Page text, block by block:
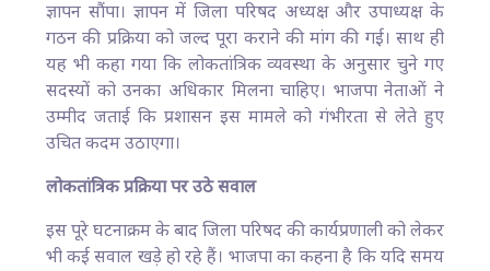
ज्ञापन सौंपा। ज्ञापन में जिला परिषद अध्यक्ष और उपाध्यक्ष के
गठन की प्रक्रिया को जल्द पूरा कराने की मांग की गई। साथ ही
यह भी कहा गया कि लोकतांत्रिक व्यवस्था के अनुसार चुने गए
सदस्यों को उनका अधिकार मिलना चाहिए। भाजपा नेताओं ने
उम्मीद जताई कि प्रशासन इस मामले को गंभीरता से लेते हुए
उचित कदम उठाएगा।
लोकतांत्रिक प्रक्रिया पर उठे सवाल
इस पूरे घटनाक्रम के बाद जिला परिषद की कार्यप्रणाली को लेकर
भी कई सवाल खड़े हो रहे हैं। भाजपा का कहना है कि यदि समय